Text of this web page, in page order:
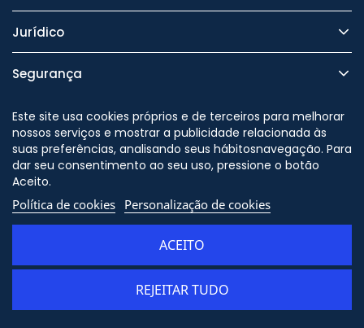
ADICIONAR AO CARRINHO
Jurídico
Segurança
Este site usa cookies próprios e de terceiros para melhorar
nossos serviços e mostrar a publicidade relacionada às
suas preferências, analisando seus hábitosnavegação. Para
dar seu consentimento ao seu uso, pressione o botão
Aceito.
Política de cookies Personalização de cookies
REJEITAR TUDO
ACEITO
Nos siga no
© Copyright - ORION91 - CIF
B10982650 - Todos os direitos